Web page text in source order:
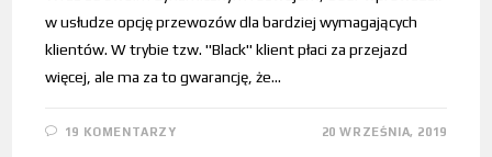
w usłudze opcję przewozów dla bardziej wymagających
klientów. W trybie tzw. "Black" klient płaci za przejazd
więcej, ale ma za to gwarancję, że…
19 KOMENTARZY 20 WRZEŚNIA, 2019